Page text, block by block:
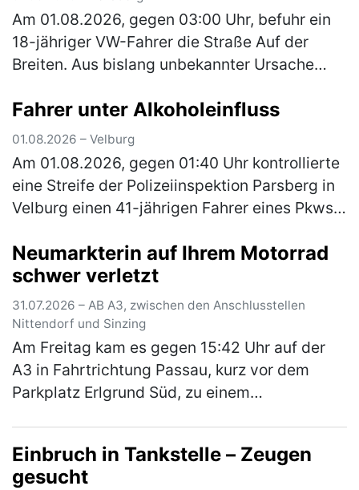
Am 01.08.2026, gegen 03:00 Uhr, befuhr ein
18-jähriger VW-Fahrer die Straße Auf der
Breiten. Aus bislang unbekannter Ursache
einem geparkten Pkw zusammen. Das …
(mehr)
Fahrer unter Alkoholeinfluss
01.08.2026 – Velburg
Am 01.08.2026, gegen 01:40 Uhr kontrollierte
eine Streife der Polizeiinspektion Parsberg in
Velburg einen 41-jährigen Fahrer eines Pkws.
festgestellt werden. E…(mehr)
Neumarkterin auf Ihrem Motorrad
schwer verletzt
31.07.2026 – AB A3, zwischen den Anschlusstellen
Nittendorf und Sinzing
Am Freitag kam es gegen 15:42 Uhr auf der
A3 in Fahrtrichtung Passau, kurz vor dem
Parkplatz Erlgrund Süd, zu einem
(mehr)
Einbruch in Tankstelle – Zeugen
gesucht